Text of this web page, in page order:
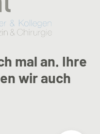
mal an. Ihre
wir auch